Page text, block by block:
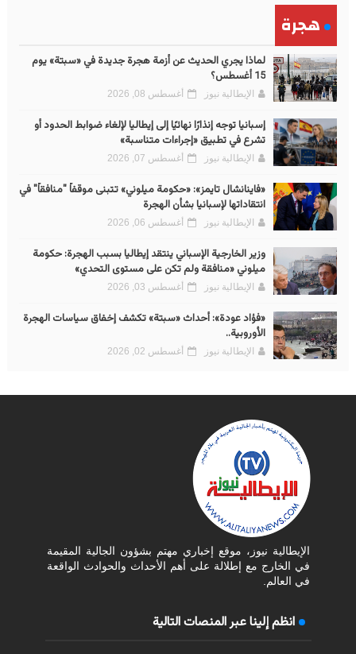
هجرة
لماذا يجري الحديث عن أزمة هجرة جديدة في «سبتة» يوم
15 أغسطس؟
الإيطالية نيوز أغسطس 08, 2026
إسبانيا توجه إنذارًا نهائيًا إلى إيطاليا لإلغاء ضوابط الحدود أو
تشرع في تطبيق «إجراءات متناسبة»
الإيطالية نيوز أغسطس 07, 2026
«فاينانشال تايمز»: «حكومة ميلوني» تتبنى موقفاً "منافقاً" في
انتقاداتها لإسبانيا بشأن الهجرة
الإيطالية نيوز أغسطس 06, 2026
وزير الخارجية الإسباني ينتقد إيطاليا بسبب الهجرة: حكومة
ميلوني «منافقة ولم تكن على مستوى التحدي»
الإيطالية نيوز أغسطس 03, 2026
«فؤاد عودة»: أحداث «سبتة» تكشف إخفاق سياسات الهجرة
الأوروبية..
الإيطالية نيوز أغسطس 02, 2026
الإيطالية نيوز، موقع إخباري مهتم بشؤون الجالية المقيمة
في الخارج مع إطلالة على أهم الأحداث والحوادث الواقعة
في العالم.
انظم إلينا عبر المنصات التالية